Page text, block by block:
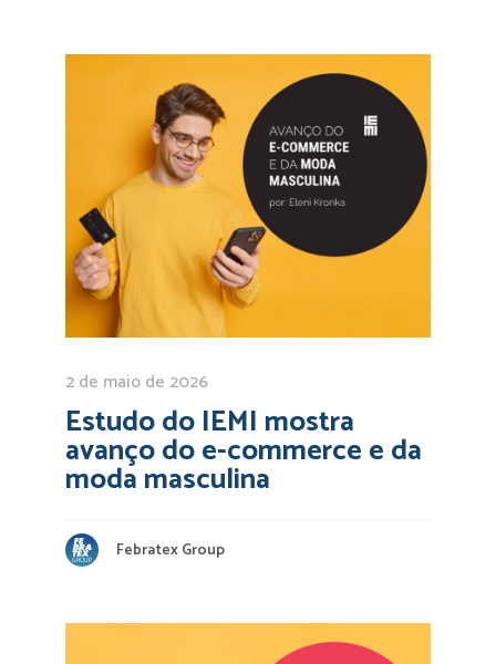
2 de maio de 2026
Estudo do IEMI mostra
avanço do e-commerce e da
moda masculina
Febratex Group